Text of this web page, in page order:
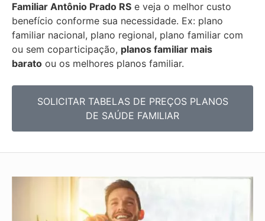
Familiar Antônio Prado RS e veja o melhor custo
benefício conforme sua necessidade. Ex: plano
familiar nacional, plano regional, plano familiar com
ou sem coparticipação, planos familiar mais
barato ou os melhores planos familiar.
SOLICITAR TABELAS DE PREÇOS PLANOS
DE SAÚDE FAMILIAR